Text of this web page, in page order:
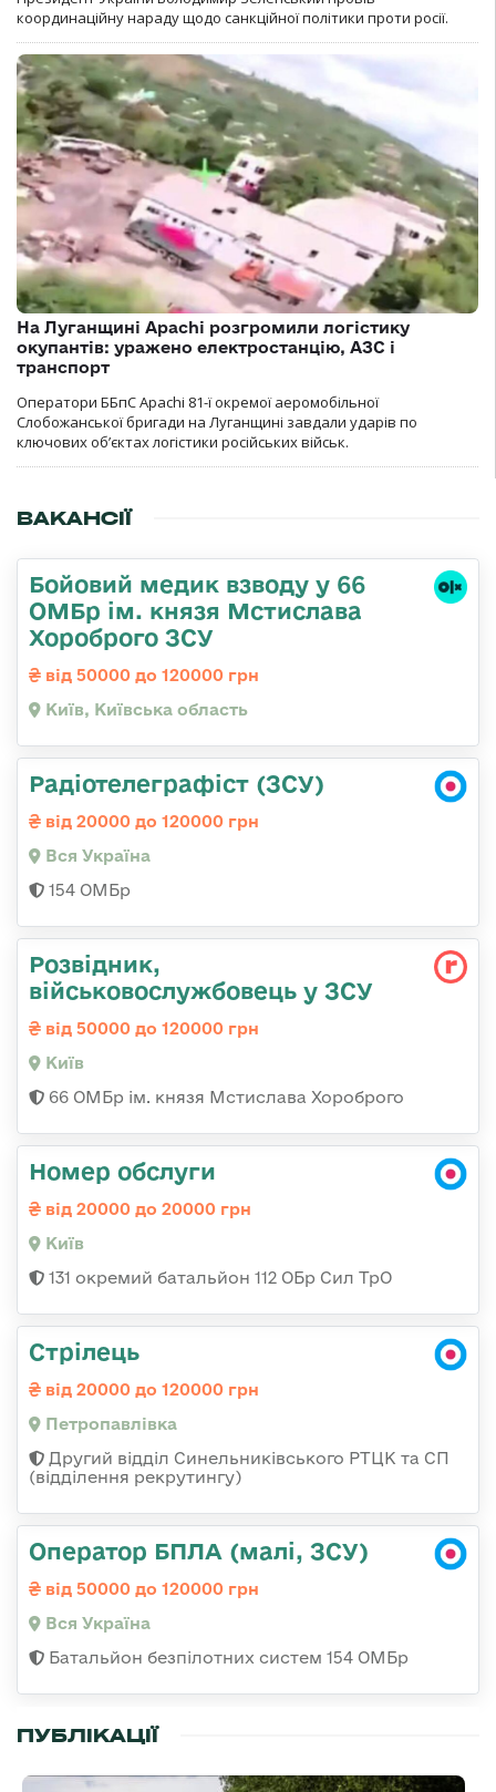
координаційну нараду щодо санкційної політики проти росії.
На Луганщині Apachi розгромили логістику
окупантів: уражено електростанцію, АЗС і
транспорт
Оператори ББпС Apachi 81-ї окремої аеромобільної
Слобожанської бригади на Луганщині завдали ударів по
ключових об’єктах логістики російських військ.
ВАКАНСІЇ
Бойовий медик взводу у 66
ОМБр ім. князя Мстислава
Хороброго ЗСУ
від 50000 до 120000 грн
Київ, Київська область
Радіотелеграфіст (ЗСУ)
від 20000 до 120000 грн
Вся Україна
154 ОМБр
Розвідник,
військовослужбовець у ЗСУ
від 50000 до 120000 грн
Київ
66 ОМБр ім. князя Мстислава Хороброго
Номер обслуги
від 20000 до 20000 грн
Київ
131 окремий батальйон 112 ОБр Сил ТрО
Стрілець
від 20000 до 120000 грн
Петропавлівка
Другий відділ Синельниківського РТЦК та СП
(відділення рекрутингу)
Оператор БПЛА (малі, ЗСУ)
від 50000 до 120000 грн
Вся Україна
Батальйон безпілотних систем 154 ОМБр
ПУБЛІКАЦІЇ